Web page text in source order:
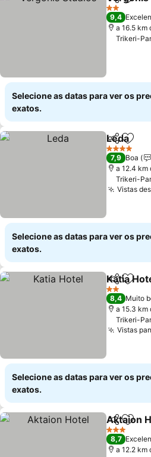
Partilhar
2 Estrelas
9,4
a 16.5 km
Trikeri-
Selecione as datas para ver os
exatos.
Partilhar
Leda
4 Estrelas
7,9 Boa
a 12.4 km
Trikeri-
Vistas
Selecione as datas para ver os
exatos.
Partilhar
Katia
2 Estrelas
8,4 Muito
a 15.3 km
Trikeri-
Vistas
Selecione as datas para ver os
exatos.
Partilhar
Aktaion
3 Estrelas
8,7
a 12.2 km